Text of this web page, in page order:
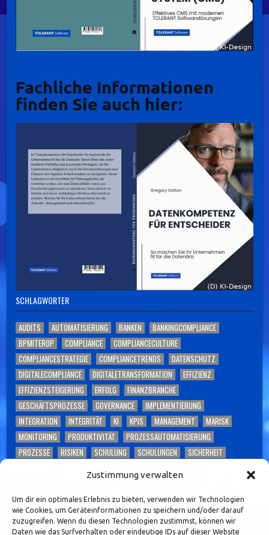
Zustimmung verwalten
Um dir ein optimales Erlebnis zu bieten, verwenden wir Technologien
wie Cookies, um Geräteinformationen zu speichern und/oder darauf
zuzugreifen. Wenn du diesen Technologien zustimmst, können wir
Daten wie das Surfverhalten oder eindeutige IDs auf dieser Website
Fachliche Informationen
finden Sie auch hier:
SCHLAGWÖRTER
AUDITS AUTOMATISIERUNG BANKEN
BANKINGCOMPLIANCE
BPMITEROP
COMPLIANCE
COMPLIANCECULTURE
COMPLIANCESTRATEGIE
COMPLIANCETRENDS
DATENSCHUTZ
DIGITALECOMPLIANCE
DIGITALETRANSFORMATION
EFFIZIENZ
EFFIZIENZSTEIGERUNG
ERFOLG
FINANZBRANCHE
GESCHÄFTSPROZESSE
GOVERNANCE
IMPLEMENTIERUNG
INTEGRATION
INTEGRITÄT KI KPIS MANAGEMENT
MARISK
MONITORING
PRODUKTIVITÄT
PROZESSAUTOMATISIERUNG
PROZESSE
RISIKEN SCHULUNG SCHULUNGEN
SICHERHEIT
UNTERNEHMENSKULTUR
VERTRAUEN
WETTBEWERBSFÄHIGKEIT
WORKSHOPS
ZUKUNFTDERCOMPLIANCE